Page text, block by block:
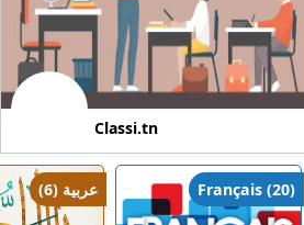
Classi.tn
عربية (6) Français (20)